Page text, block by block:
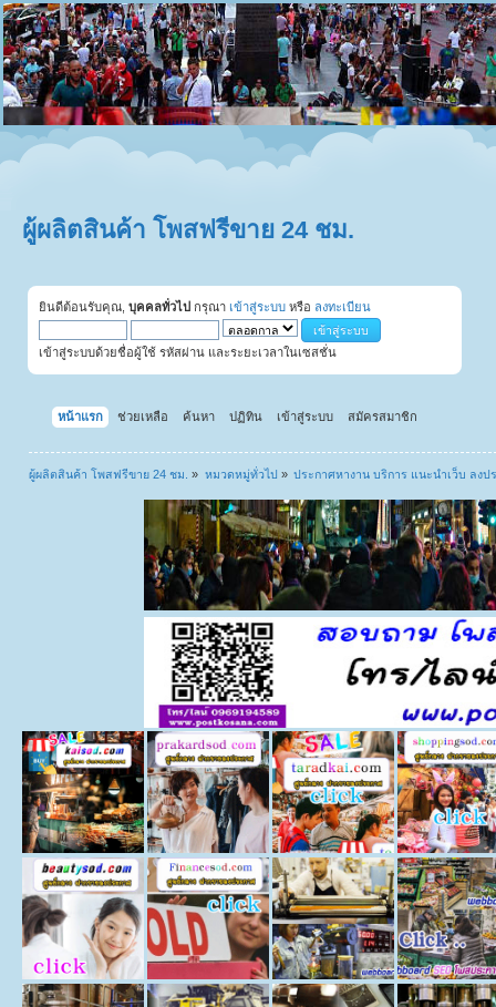
ผู้ผลิตสินค้า โพสฟรีขาย 24 ชม.
ยินดีต้อนรับคุณ, บุคคลทั่วไป กรุณา เข้าสู่ระบบ หรือ ลงทะเบียน
เข้าสู่ระบบด้วยชื่อผู้ใช้ รหัสผ่าน และระยะเวลาในเซสชั่น
หน้าแรก ช่วยเหลือ ค้นหา ปฏิทิน เข้าสู่ระบบ สมัครสมาชิก
ผู้ผลิตสินค้า โพสฟรีขาย 24 ชม. » หมวดหมู่ทั่วไป » ประกาศหางาน บริการ แนะนำเว็บ ลงป